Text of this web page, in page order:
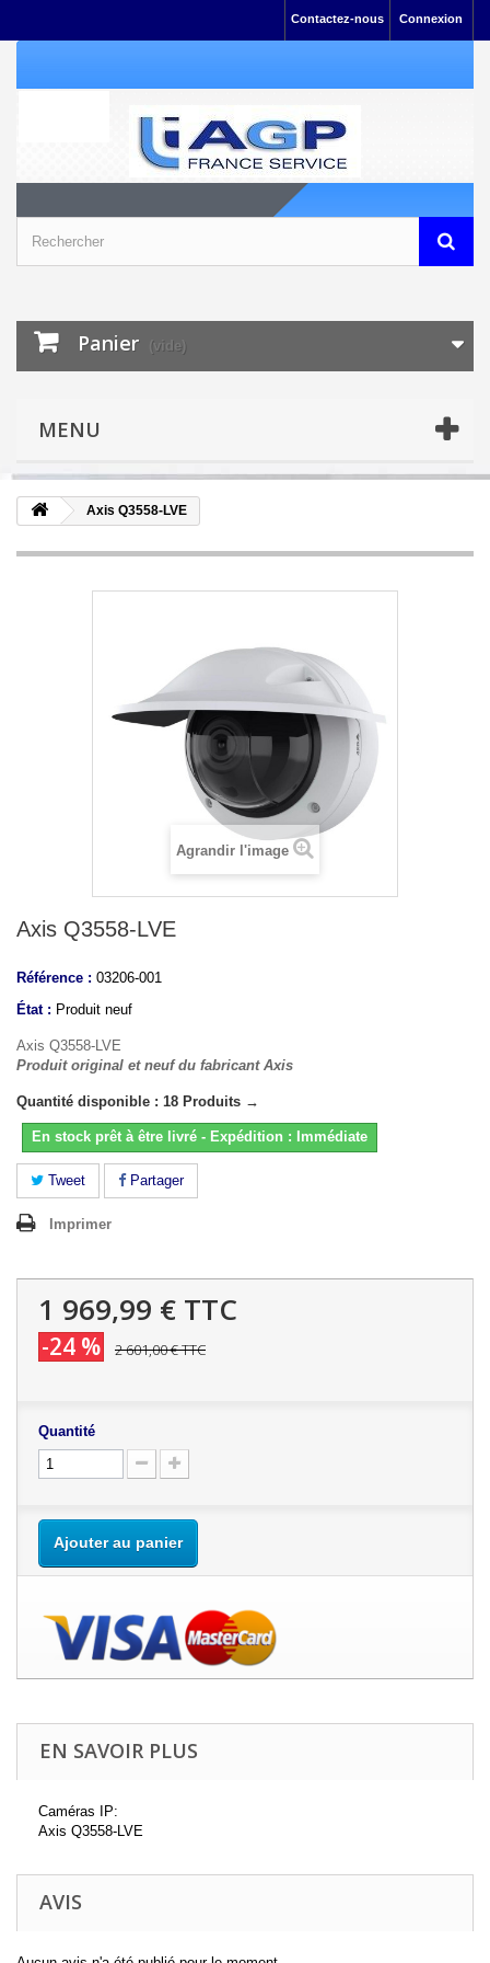
Connexion
Contactez-nous
Panier (vide)
MENU
Axis Q3558-LVE
Agrandir l'image
Axis Q3558-LVE
Référence : 03206-001
État : Produit neuf
Axis Q3558-LVE
Produit original et neuf du fabricant Axis
Quantité disponible : 18 Produits →
En stock prêt à être livré - Expédition : Immédiate
Tweet Partager
Imprimer
1 969,99 € TTC
-24 % 2 601,00 €TTC
Quantité
Ajouter au panier
EN SAVOIR PLUS
Caméras IP:
Axis Q3558-LVE
AVIS